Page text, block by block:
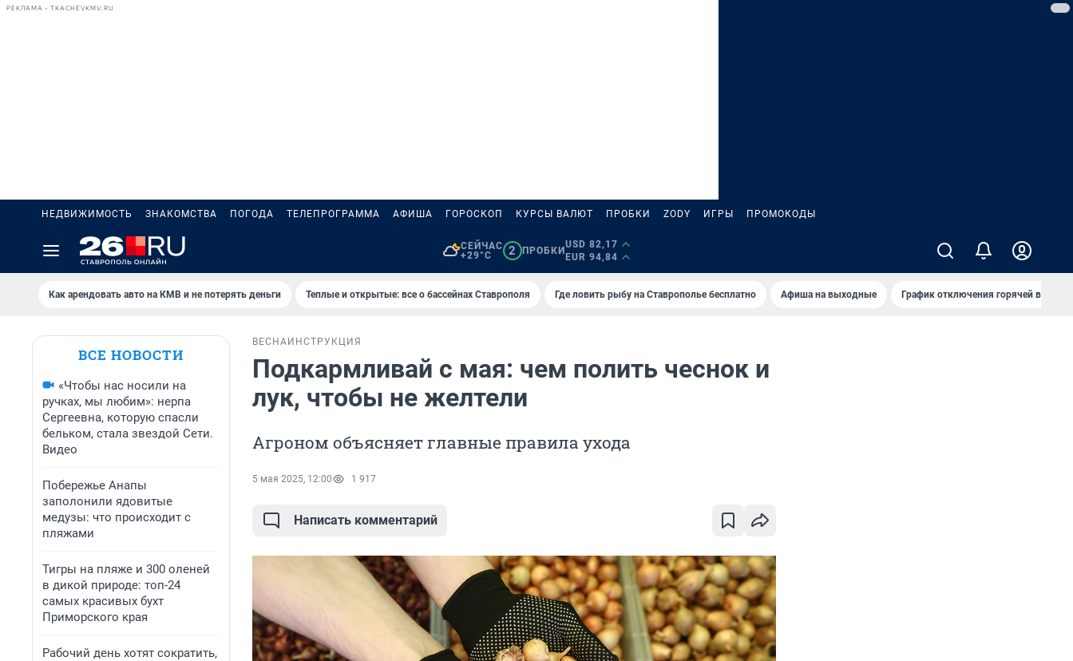
РЕКЛАМА • TKACHEVKMV.RU
НЕДВИЖИМОСТЬ ЗНАКОМСТВА ПОГОДА ТЕЛЕПРОГРАММА АФИША ГОРОСКОП КУРСЫ ВАЛЮТ ПРОБКИ ZODY ИГРЫ ПРОМОКОДЫ
СЕЙЧАС
+29°C
2 ПРОБКИ
USD 82,17
EUR 94,84
Как арендовать авто на КМВ и не потерять деньги Теплые и открытые: все о бассейнах Ставрополя Где ловить рыбу на Ставрополье бесплатно Афиша на выходные График отключения горячей воды в
ВСЕ НОВОСТИ
«Чтобы нас носили на
ручках, мы любим»: нерпа
Сергеевна, которую спасли
бельком, стала звездой Сети.
Видео
Побережье Анапы
заполонили ядовитые
медузы: что происходит с
пляжами
Тигры на пляже и 300 оленей
в дикой природе: топ-24
самых красивых бухт
Приморского края
Рабочий день хотят сократить,
ВЕСНА ИНСТРУКЦИЯ
Подкармливай с мая: чем полить чеснок и
лук, чтобы не желтели
Агроном объясняет главные правила ухода
5 мая 2025, 12:00 1 917
Написать комментарий